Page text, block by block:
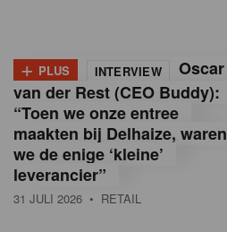
a
M
a
g
a
+ PLUS INTERVIEW
Oscar
van der Rest (CEO Buddy):
“Toen we onze entree
maakten bij Delhaize, waren
we de enige ‘kleine’
leverancier”
31 JULI 2026 • RETAIL